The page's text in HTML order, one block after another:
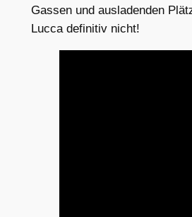
Gassen und ausladenden
Lucca definitiv nicht!